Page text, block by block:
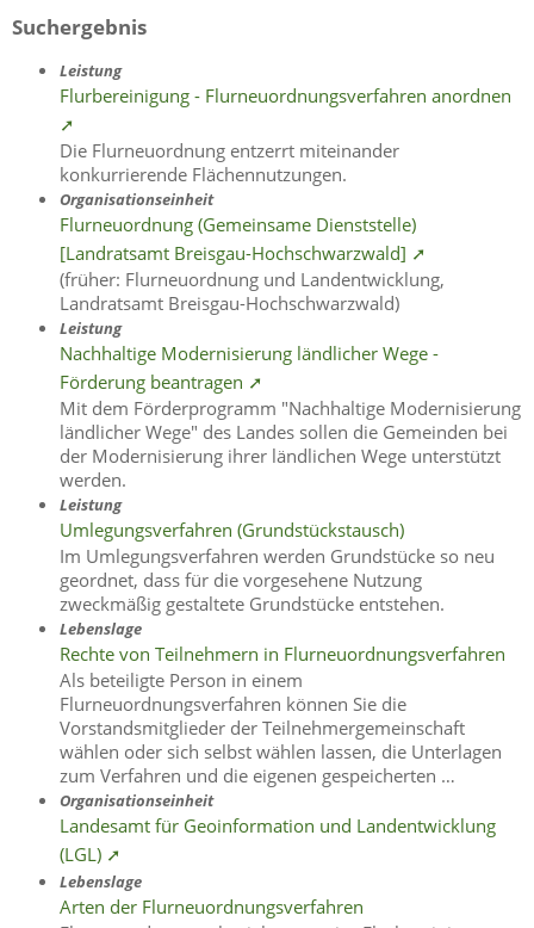
Suchergebnis
Leistung
Flurbereinigung - Flurneuordnungsverfahren anordnen
➚
Die Flurneuordnung entzerrt miteinander
konkurrierende Flächennutzungen.
Organisationseinheit
Flurneuordnung (Gemeinsame Dienststelle)
[Landratsamt Breisgau-Hochschwarzwald] ➚
(früher: Flurneuordnung und Landentwicklung,
Landratsamt Breisgau-Hochschwarzwald)
Leistung
Nachhaltige Modernisierung ländlicher Wege -
Förderung beantragen ➚
Mit dem Förderprogramm "Nachhaltige Modernisierung
ländlicher Wege" des Landes sollen die Gemeinden bei
der Modernisierung ihrer ländlichen Wege unterstützt
werden.
Leistung
Umlegungsverfahren (Grundstückstausch)
Im Umlegungsverfahren werden Grundstücke so neu
geordnet, dass für die vorgesehene Nutzung
zweckmäßig gestaltete Grundstücke entstehen.
Lebenslage
Rechte von Teilnehmern in Flurneuordnungsverfahren
Als beteiligte Person in einem
Flurneuordnungsverfahren können Sie die
Vorstandsmitglieder der Teilnehmergemeinschaft
wählen oder sich selbst wählen lassen, die Unterlagen
zum Verfahren und die eigenen gespeicherten …
Organisationseinheit
Landesamt für Geoinformation und Landentwicklung
(LGL) ➚
Lebenslage
Arten der Flurneuordnungsverfahren